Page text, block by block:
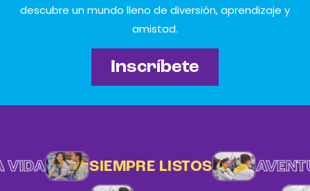
descubre un mundo lleno de diversión, aprendizaje y
amistad.
Inscríbete
VIDA SIEMPRE LISTOS